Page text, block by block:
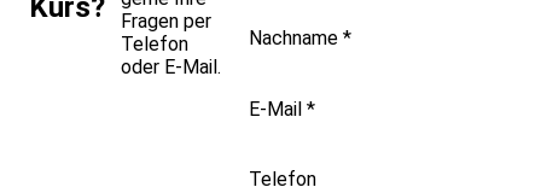
Kurs?
Fragen per
Telefon
oder E-Mail.
Nachname *
E-Mail *
Telefon